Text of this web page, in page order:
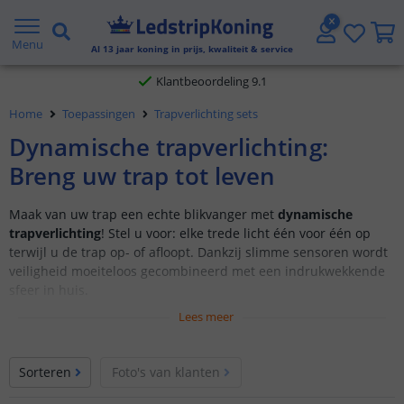
Menu Al 13 jaar koning in prijs, kwaliteit & service
Gratis verzending vanaf € 20,- NL en BE
Klantbeoordeling 9.1
Voor 23:45 uur besteld,morgen in huis
Home Toepassingen Trapverlichting sets
Dynamische trapverlichting:
Breng uw trap tot leven
Maak van uw trap een echte blikvanger met dynamische
trapverlichting! Stel u voor: elke trede licht één voor één op
terwijl u de trap op- of afloopt. Dankzij slimme sensoren wordt
veiligheid moeiteloos gecombineerd met een indrukwekkende
Kies eenvoudig uw ideale lichtinstellingen. Gaat u voor warm
modern effect
Lees meer
Sorteren Foto's van klanten